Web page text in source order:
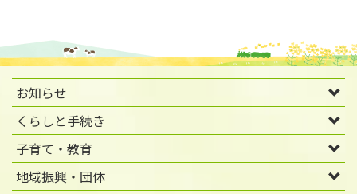
お知らせ
くらしと手続き
子育て・教育
地域振興・団体